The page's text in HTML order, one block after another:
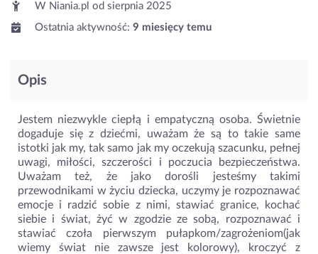
W Niania.pl od sierpnia 2025
Ostatnia aktywność: 9 miesięcy temu
Opis
Jestem niezwykle ciepłą i empatyczną osoba. Świetnie
dogaduje się z dziećmi, uważam że są to takie same
istotki jak my, tak samo jak my oczekują szacunku, pełnej
uwagi, miłości, szczerości i poczucia bezpieczeństwa.
Uważam też, że jako dorośli jesteśmy takimi
przewodnikami w życiu dziecka, uczymy je rozpoznawać
emocje i radzić sobie z nimi, stawiać granice, kochać
siebie i świat, żyć w zgodzie ze sobą, rozpoznawać i
stawiać czoła pierwszym pułapkom/zagrożeniom(jak
wiemy świat nie zawsze jest kolorowy), kroczyć z